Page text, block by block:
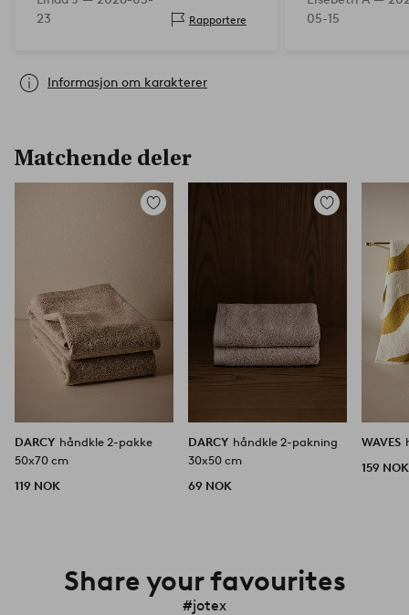
23
Rapportere
05-15
Informasjon om karakterer
Matchende deler
Legg
DARCY håndkle 2-pakke
50x70 cm
119 NOK
Legg
DARCY håndkle 2-pakning
30x50 cm
69 NOK
WAVES
159 NOK
Share your favourites
#jotex